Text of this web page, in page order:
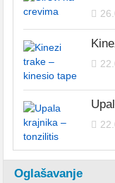
Oglašavanje